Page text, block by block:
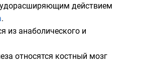
действием
.
из анаболического и
относятся костный мозг